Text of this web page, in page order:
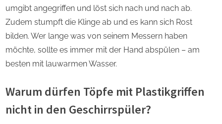
umgibt angegriffen und löst sich nach und nach ab.
Zudem stumpft die Klinge ab und es kann sich Rost
bilden. Wer lange was von seinem Messern haben
möchte, sollte es immer mit der Hand abspülen – am
besten mit lauwarmen Wasser.
Warum dürfen Töpfe mit Plastikgriffen
nicht in den Geschirrspüler?